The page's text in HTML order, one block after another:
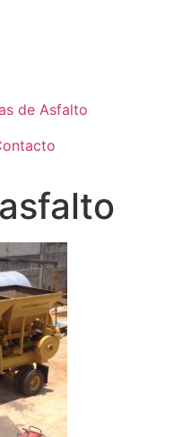
de Asfalto